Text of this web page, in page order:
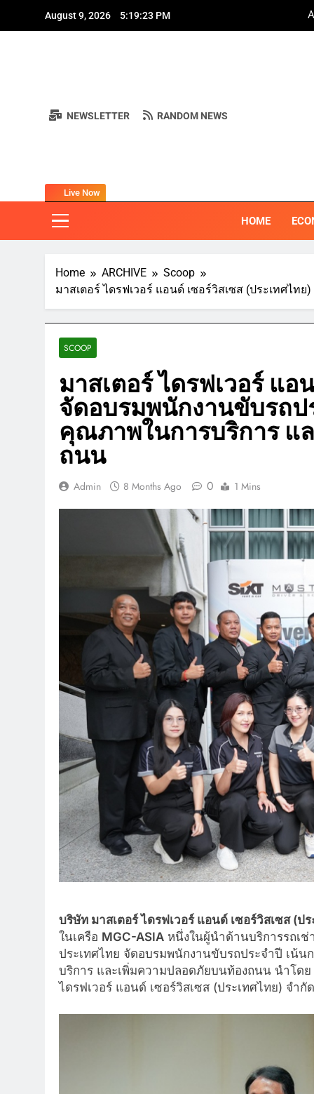
August 9, 2026 5:19:25 PM
NEWSLETTER RANDOM NEWS
HOME
Live Now
Home ARCHIVE
Scoop
มาสเตอร์ ไดรฟเวอร์ แอนด์ เซอร์วิสเซส (ประเทศ
SCOOP
มาสเตอร์ ไดรฟเวอร์ แอ
จัดอบรมพนักงานขับรถ
คุณภาพในการบริการ แ
ถนน
Admin 8 Months Ago 0 1 Mins
บริษัท มาสเตอร์ ไดรฟเวอร์ แอนด์ เซอร์วิสเซส (ป
ในเครือ MGC-ASIA หนึ่งในผู้นำด้านบริการรถเ
ประเทศไทย จัดอบรมพนักงานขับรถประจำปี เน้
บริการ และเพิ่มความปลอดภัยบนท้องถนน นำโดย
ไดรฟเวอร์ แอนด์ เซอร์วิสเซส (ประเทศไทย) จำกัด